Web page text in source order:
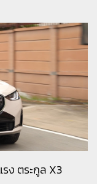
ง ตระกูล X3